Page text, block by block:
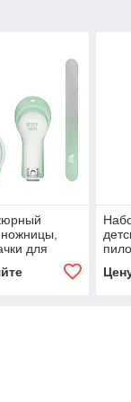
ножницы,
для
KIDS, цвет